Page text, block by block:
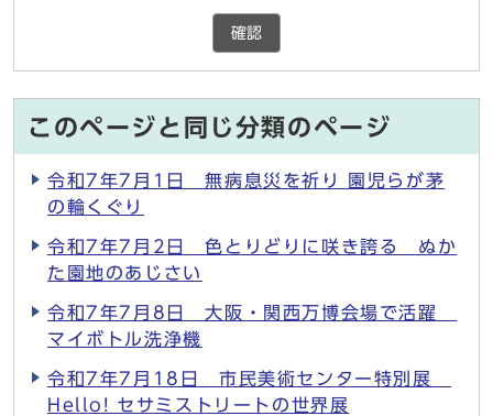
確認
このページと同じ分類のページ
令和7年7月1日 無病息災を祈り 園児らが茅
の輪くぐり
令和7年7月2日 色とりどりに咲き誇る ぬか
た園地のあじさい
令和7年7月8日 大阪・関西万博会場で活躍
マイボトル洗浄機
令和7年7月18日 市民美術センター特別展
Hello! セサミストリートの世界展